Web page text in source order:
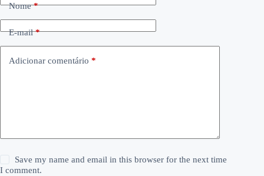
Nome*
E-mail*
Adicionar comentário *
Save my name and email in this browser for the next time
I comment.